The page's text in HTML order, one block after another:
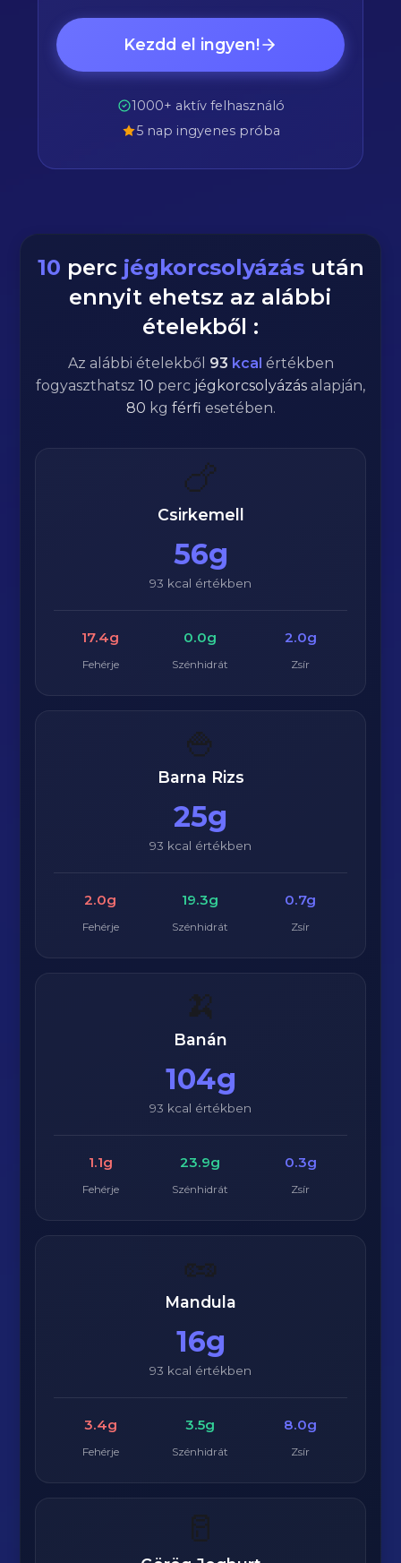
Kezdd el ingyen!
1000+ aktív felhasználó
5 nap ingyenes próba
10 perc jégkorcsolyázásután
ennyit ehetsz az alábbi
ételekből :
Az alábbi ételekből 93 kcal értékben
fogyaszthatsz 10 perc jégkorcsolyázás alapján,
80 kg férfi esetében.
🍗
Csirkemell
56g
93 kcal értékben
17.4g
Fehérje
0.0g
Szénhidrát
2.0g
Zsír
🍚
Barna Rizs
25g
93 kcal értékben
2.0g
Fehérje
19.3g
Szénhidrát
0.7g
Zsír
🍌
Banán
104g
93 kcal értékben
1.1g
Fehérje
23.9g
Szénhidrát
0.3g
Zsír
🥜
Mandula
16g
93 kcal értékben
3.4g
Fehérje
3.5g
Szénhidrát
8.0g
Zsír
🥛